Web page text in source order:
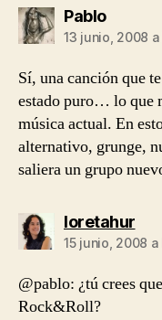
Pablodice:
13 junio, 2008
Sí, una canción que
estado puro… lo que
música actual. En
alternativo, grunge,
saliera un grupo
loretahurdice:
15 junio, 2008 a
@pablo: ¿tú crees
Rock&Roll?